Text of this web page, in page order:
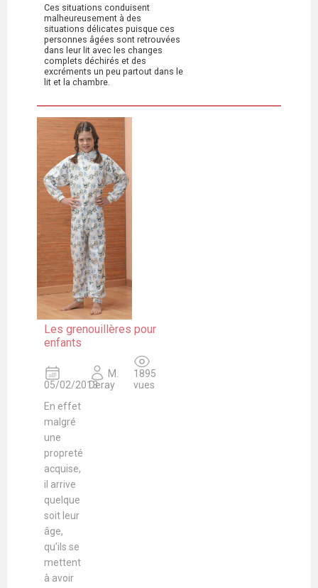
Ces situations conduisent
malheureusement à des
situations délicates puisque ces
personnes âgées sont retrouvées
dans leur lit avec les changes
complets déchirés et des
excréments un peu partout dans le
lit et la chambre.
Les grenouillères pour
enfants
05/02/2013
M.
Deray
1895
vues
En effet
malgré
une
propreté
acquise,
il arrive
quelque
soit leur
âge,
qu’ils se
mettent
à avoir